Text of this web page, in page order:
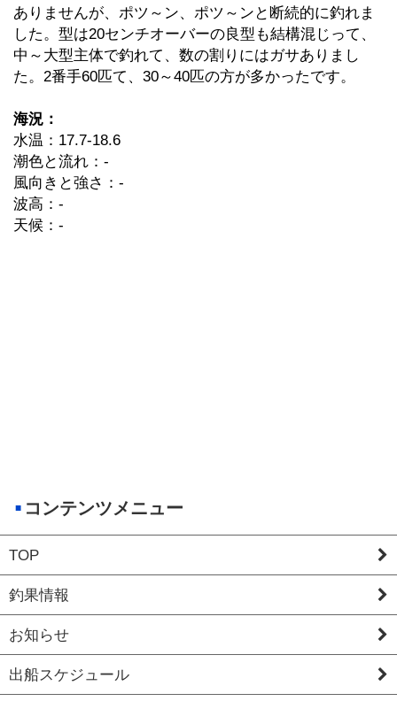
ありませんが、ポツ～ン、ポツ～ンと断続的に釣れま
した。型は20センチオーバーの良型も結構混じって、
中～大型主体で釣れて、数の割りにはガサありまし
た。2番手60匹て、30～40匹の方が多かったです。
海況：
水温：17.7-18.6
潮色と流れ：-
風向きと強さ：-
波高：-
天候：-
コンテンツメニュー
TOP
釣果情報
お知らせ
出船スケジュール